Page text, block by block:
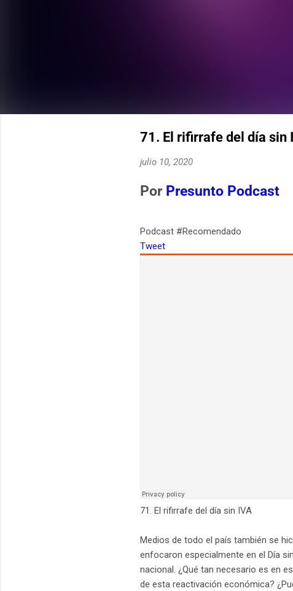
71. El rifirrafe del día sin
julio 10, 2020
Por Presunto Podcast
Podcast #Recomendado
Tweet
71. El rifirrafe del día sin IVA
Medios de todo el país también se
enfocaron especialmente en el Día
nacional. ¿Qué tan necesario es en
de esta reactivación económica?